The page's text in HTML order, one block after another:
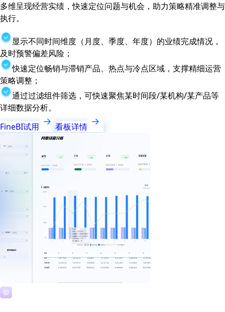
多维呈现经营实绩，快速定位问题与机会，助力策略精准调整与
执行。
显示不同时间维度（月度、季度、年度）的业绩完成情况，
及时预警偏差风险；
快速定位畅销与滞销产品、热点与冷点区域，支撑精细运营
策略调整；
通过过滤组件筛选，可快速聚焦某时间段/某机构/某产品等
详细数据分析。
FineBI试用
看板详情